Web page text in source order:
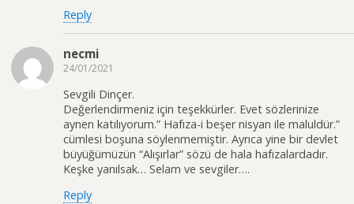
Reply
necmi
24/01/2021
Sevgili Dinçer.
Değerlendirmeniz için teşekkürler. Evet sözlerinize
aynen katılıyorum.” Hafıza-i beşer nisyan ile maluldür.”
cümlesi boşuna söylenmemiştir. Ayrıca yine bir devlet
büyüğümüzün “Alışırlar” sözü de hala hafızalardadır.
Keşke yanılsak… Selam ve sevgiler….
Reply